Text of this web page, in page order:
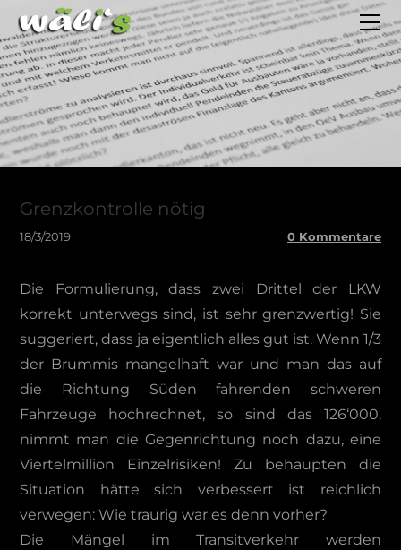
Grenzkontrolle nötig
18/3/2019 0 Kommentare
Die Formulierung, dass zwei Drittel der LKW
korrekt unterwegs sind, ist sehr grenzwertig! Sie
suggeriert, dass ja eigentlich alles gut ist. Wenn 1/3
der Brummis mangelhaft war und man das auf
die Richtung Süden fahrenden schweren
Fahrzeuge hochrechnet, so sind das 126‘000,
nimmt man die Gegenrichtung noch dazu, eine
Viertelmillion Einzelrisiken! Zu behaupten die
Situation hätte sich verbessert ist reichlich
verwegen: Wie traurig war es denn vorher?
Die Mängel im Transitverkehr werden
HOME
BLOG
ESSEYS
AUTOINDEX
KONTAKT